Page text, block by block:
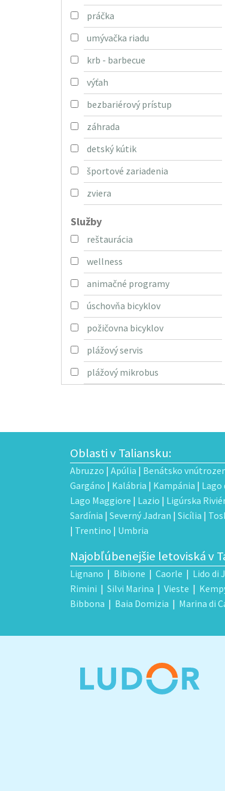
práčka
umývačka riadu
krb - barbecue
výťah
bezbariérový prístup
záhrada
detský kútik
športové zariadenia
zviera
Služby
reštaurácia
wellness
animačné programy
úschovňa bicyklov
požičovna bicyklov
plážový servis
plážový mikrobus
Oblasti v Taliansku:
Abruzzo | Apúlia | Benátsko
Gargáno | Kalábria | Kampánia | Lago
Lago Maggiore | Lazio | Ligúrska
Sardínia | Severný Jadran | Sicília |
| Trentino | Umbria
Najobľúbenejšie letoviská v
Lignano | Bibione | Caorle | Lido di
Rimini | Silvi Marina | Vieste |
Bibbona | Baia Domizia | Marina di